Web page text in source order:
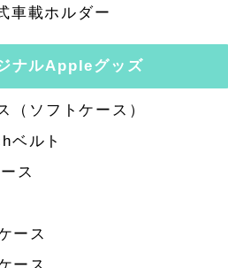
車載ホルダー
ナルAppleグッズ
（ソフトケース）
ベルト
ス
ース